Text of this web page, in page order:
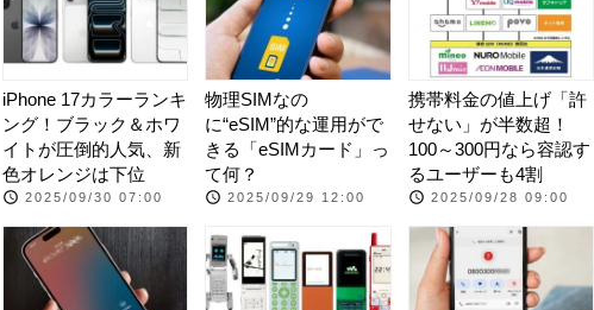
iPhone 17カラーランキ
ング！ブラック＆ホワ
イトが圧倒的人気、新
色オレンジは下位
2025/09/30 07:00
物理SIMなの
に“eSIM”的な運用がで
きる「eSIMカード」っ
て何？
2025/09/29 12:00
携帯料金の値上げ「許
せない」が半数超！
100～300円なら容認す
るユーザーも4割
2025/09/28 09:00